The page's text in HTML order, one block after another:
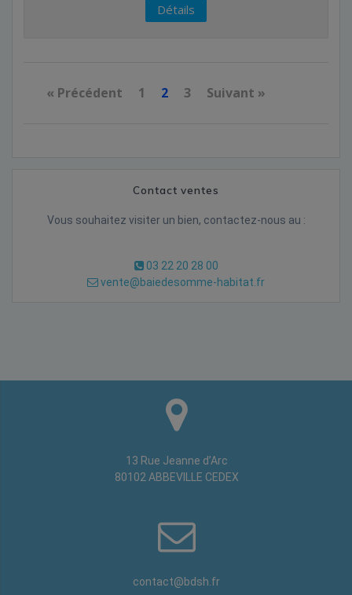
Détails
« Précédent 1 2 3 Suivant »
Contact ventes
Vous souhaitez visiter un bien, contactez-nous au :
03 22 20 28 00
vente@baiedesomme-habitat.fr
13 Rue Jeanne d’Arc
80102 ABBEVILLE CEDEX
contact@bdsh.fr